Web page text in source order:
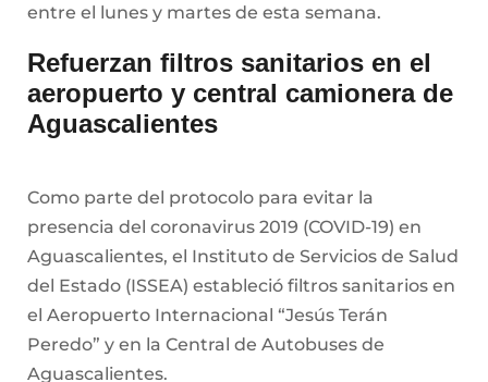
entre el lunes y martes de esta semana.
Refuerzan filtros sanitarios en el
aeropuerto y central camionera de
Aguascalientes
Como parte del protocolo para evitar la
presencia del coronavirus 2019 (COVID-19) en
Aguascalientes, el Instituto de Servicios de Salud
del Estado (ISSEA) estableció filtros sanitarios en
el Aeropuerto Internacional “Jesús Terán
Peredo” y en la Central de Autobuses de
Aguascalientes.